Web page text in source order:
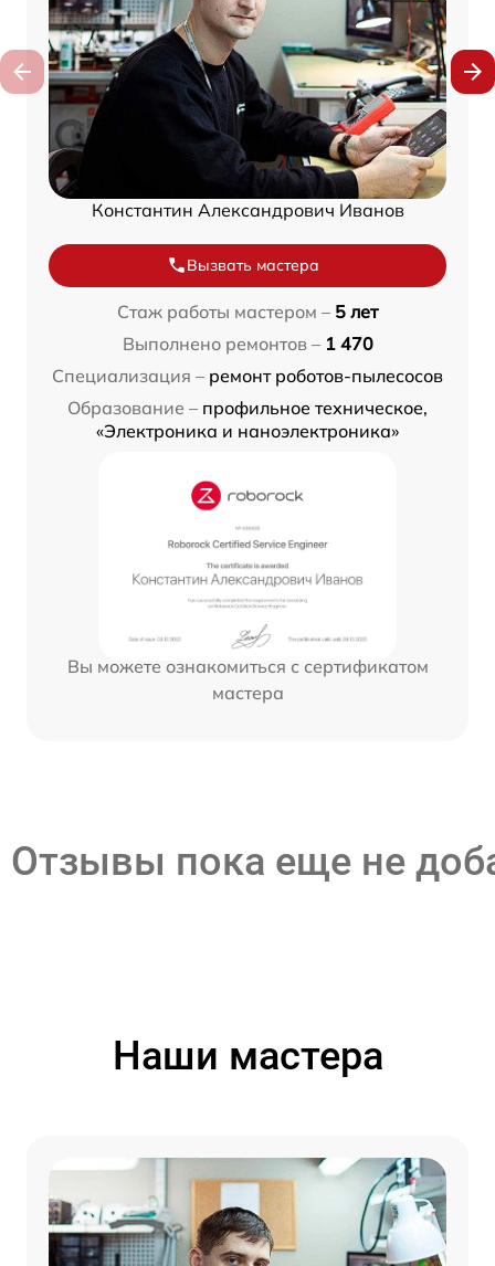
Константин Александрович Иванов
Вызвать мастера
Стаж работы мастером – 5 лет
Выполнено ремонтов – 1 470
Специализация – ремонт роботов-пылесосов
Образование – профильное техническое,
«Электроника и наноэлектроника»
Вы можете ознакомиться с сертификатом
мастера
Отзывы пока еще не
Наши мастера